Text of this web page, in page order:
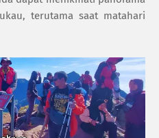
terutama saat matahari